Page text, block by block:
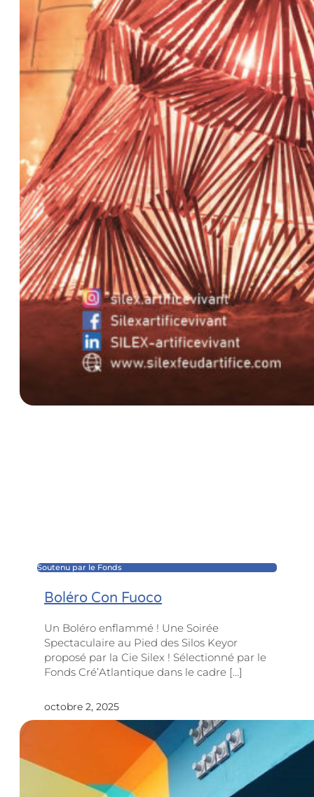
Soutenu par le Fonds
Boléro Con Fuoco
Un Boléro enflammé ! Une Soirée
Spectaculaire au Pied des Silos Keyor
proposé par la Cie Silex ! Sélectionné par le
Fonds Cré’Atlantique dans le cadre […]
octobre 2, 2025